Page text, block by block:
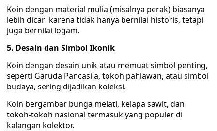
Koin dengan material mulia (misalnya perak) biasanya
lebih dicari karena tidak hanya bernilai historis, tetapi
juga bernilai logam.
5. Desain dan Simbol Ikonik
Koin dengan desain unik atau memuat simbol penting,
seperti Garuda Pancasila, tokoh pahlawan, atau simbol
budaya, sering dijadikan koleksi.
Koin bergambar bunga melati, kelapa sawit, dan
tokoh-tokoh nasional termasuk yang populer di
kalangan kolektor.